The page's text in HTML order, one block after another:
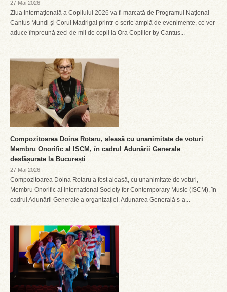
27 Mai 2026
Ziua Internațională a Copilului 2026 va fi marcată de Programul Național
Cantus Mundi și Corul Madrigal printr-o serie amplă de evenimente, ce vor
aduce împreună zeci de mii de copii la Ora Copiilor by Cantus...
Compozitoarea Doina Rotaru, aleasă cu unanimitate de voturi
Membru Onorific al ISCM, în cadrul Adunării Generale
desfășurate la București
27 Mai 2026
Compozitoarea Doina Rotaru a fost aleasă, cu unanimitate de voturi,
Membru Onorific al International Society for Contemporary Music (ISCM), în
cadrul Adunării Generale a organizației. Adunarea Generală s-a...